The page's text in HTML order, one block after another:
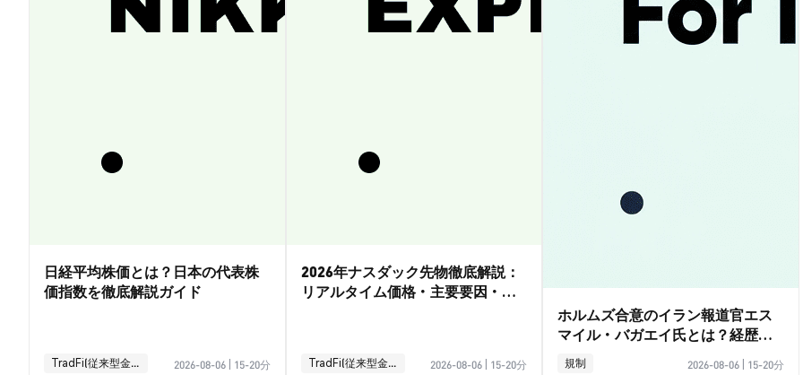
日経平均株価とは？日本の代表株
価指数を徹底解説ガイド
TradFi(従来型金融) 2026-08-06 15-20分
2026年ナスダック先物徹底解説：
リアルタイム価格・主要要因・取
TradFi(従来型金融) 2026-08-06 15-20分
ホルムズ合意のイラン報道官エス
マイル・バガエイ氏とは？経歴ガ
イド
規制 2026-08-06 15-20分